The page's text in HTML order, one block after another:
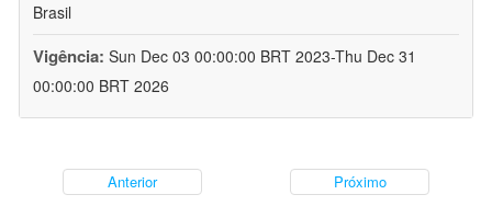
Brasil
Vigência: Sun Dec 03 00:00:00 BRT 2023-Thu Dec 31
00:00:00 BRT 2026
Anterior Próximo